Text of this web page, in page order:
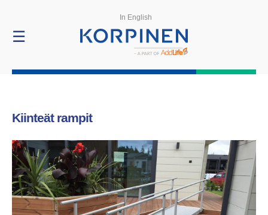
TuotteetIn English
☰
Kiinteät rampit